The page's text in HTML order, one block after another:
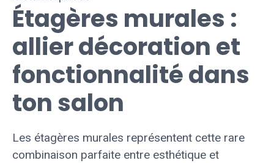
Étagères murales :
allier décoration et
fonctionnalité dans
ton salon
Les étagères murales représentent cette rare
combinaison parfaite entre esthétique et